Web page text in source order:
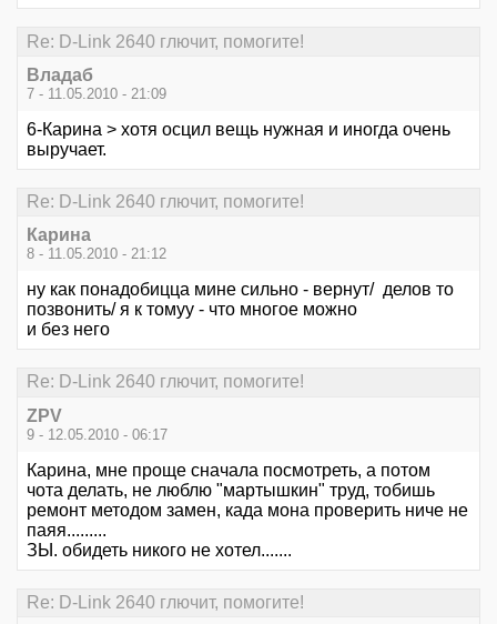
Re: D-Link 2640 глючит, помогите!
Владаб
7 - 11.05.2010 - 21:09
6-Карина > хотя осцил вещь нужная и иногда очень
выручает.
Re: D-Link 2640 глючит, помогите!
Карина
8 - 11.05.2010 - 21:12
ну как понадобицца мине сильно - вернут/ делов то
позвонить/ я к томуу - что многое можно
и без него
Re: D-Link 2640 глючит, помогите!
ZPV
9 - 12.05.2010 - 06:17
Карина, мне проще сначала посмотреть, а потом
чота делать, не люблю "мартышкин" труд, тобишь
ремонт методом замен, када мона проверить ниче не
паяя.........
ЗЫ. обидеть никого не хотел.......
Re: D-Link 2640 глючит, помогите!